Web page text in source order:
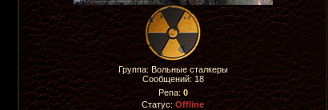
Группа: Вольные сталкеры
Сообщений: 18
Репа: 0
Статус:Offline